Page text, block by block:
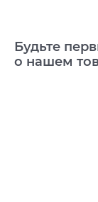
Будьте
о нашем